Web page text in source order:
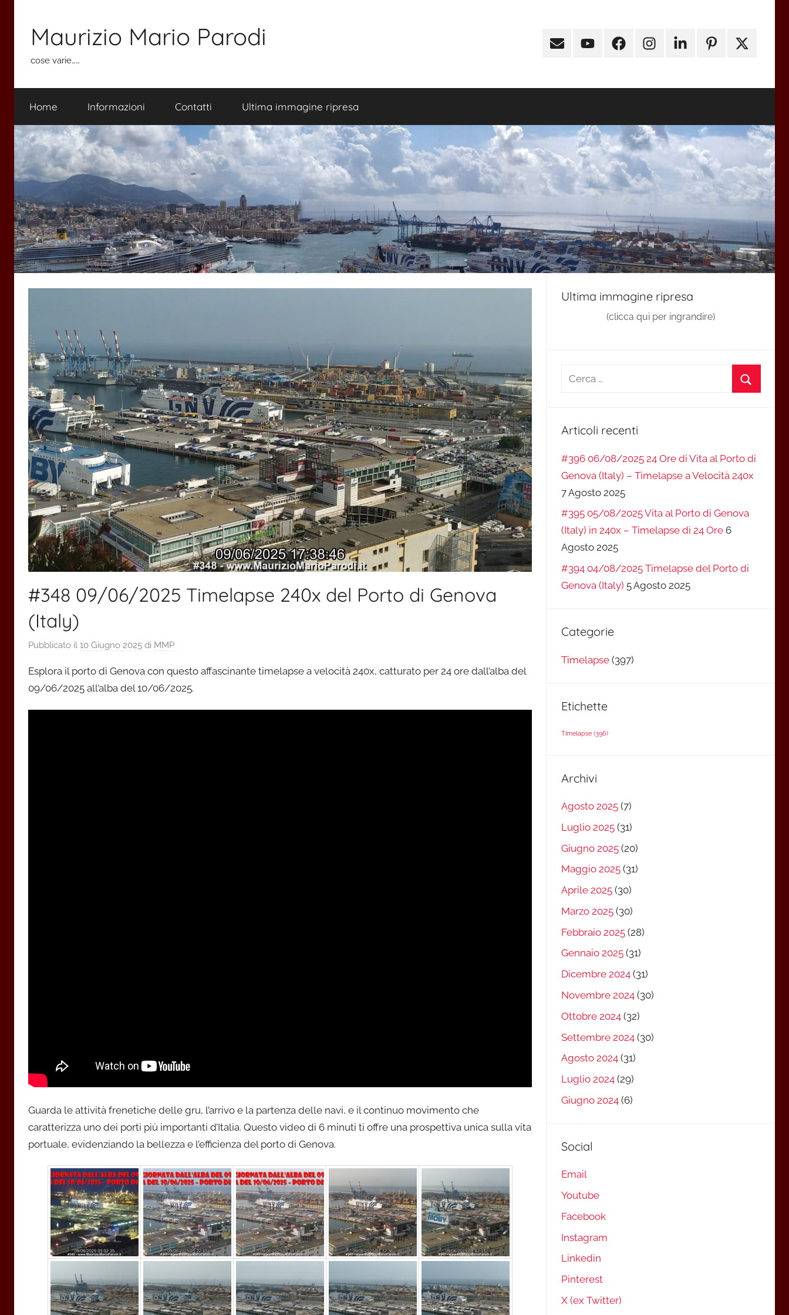
contenuto
Maurizio Mario Parodi
cose varie……
Email YoutubeFacebookInstagramLinkedinPinterest
X
Home Informazioni Contatti Ultima immagine ripresa
#348 09/06/2025 Timelapse 240x del Porto di Genova
(Italy)
Pubblicato il 10 Giugno 2025 di MMP
Esplora il porto di Genova con questo affascinante timelapse a velocità 240x, catturato per 24 ore dall’alba del
09/06/2025 all’alba del 10/06/2025.
Guarda le attività frenetiche delle gru, l’arrivo e la partenza delle navi, e il continuo movimento che
caratterizza uno dei porti più importanti d’Italia. Questo video di 6 minuti ti offre una prospettiva unica sulla vita
portuale, evidenziando la bellezza e l’efficienza del porto di Genova.
Ultima immagine ripresa
(clicca qui per ingrandire)
Ricerca
Articoli recenti
#396 06/08/2025 24 Ore di Vita al Porto di
Genova (Italy) – Timelapse a Velocità 240x
7 Agosto 2025
#395 05/08/2025 Vita al Porto di Genova
(Italy) in 240x – Timelapse di 24 Ore 6
Agosto 2025
#394 04/08/2025 Timelapse del Porto di
Genova (Italy) 5 Agosto 2025
Categorie
Timelapse(397)
Etichette
Timelapse(396)
Archivi
Agosto 2025(7)
Luglio 2025(31)
Giugno 2025(20)
Maggio 2025(31)
Aprile 2025(30)
Marzo 2025(30)
Febbraio 2025(28)
Gennaio 2025(31)
Dicembre 2024(31)
Novembre 2024(30)
Ottobre 2024(32)
Settembre 2024(30)
Agosto 2024(31)
Luglio 2024(29)
Giugno 2024(6)
Social
Email
Youtube
Facebook
Instagram
Linkedin
Pinterest
X (ex Twitter)